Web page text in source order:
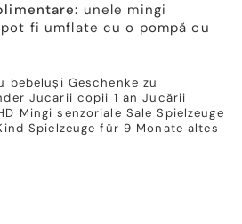
unele mingi
fi umflate cu o pompă cu
bebeluși Geschenke zu
Jucarii copii 1 an Jucării
Mingi senzoriale Sale Spielzeuge
Spielzeuge für 9 Monate altes